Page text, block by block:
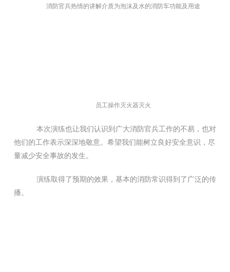
消防官兵热情的讲解介质为泡沫及水的消防车功能及用途
员工操作灭火器灭火
本次演练也让我们认识到广大消防官兵工作的不易，也对
他们的工作表示深深地敬意。希望我们能树立良好安全意识，尽
量减少安全事故的发生。
演练取得了预期的效果，基本的消防常识得到了广泛的传
播。